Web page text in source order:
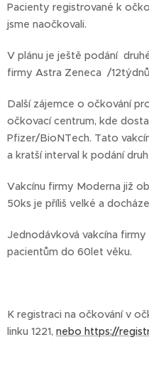
Pacienty registrované k
jsme naočkovali.
V plánu je ještě podání
firmy Astra Zeneca /
Další zájemce o očkování
očkovací centrum, kde
Pfizer/BioNTech. Tato
a kratší interval k podání
Vakcínu firmy Moderna již
50ks je příliš velké a
Jednodávková vakcína
pacientům do 60let věku.
K registraci na očkování v
linku 1221, nebo https://